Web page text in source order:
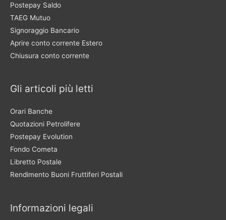
Postepay Saldo
TAEG Mutuo
Signoraggio Bancario
Aprire conto corrente Estero
Chiusura conto corrente
Gli articoli più letti
Orari Banche
Quotazioni Petrolifere
Postepay Evolution
Fondo Cometa
Libretto Postale
Rendimento Buoni Fruttiferi Postali
Informazioni legali